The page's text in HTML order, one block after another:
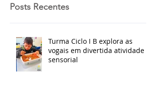
Posts Recentes
Turma Ciclo I B explora as
vogais em divertida atividade
sensorial